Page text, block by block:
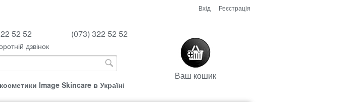
Вхід Реєстрація
Image Skincare в Україні
52 52 (073) 322 52 52
дзвінок
Ваш кошик